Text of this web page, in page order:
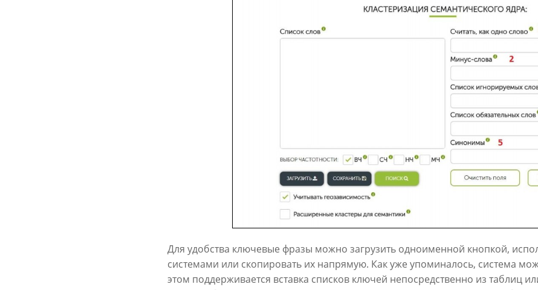
Для удобства ключевые фразы можно загрузить одноименной кнопкой,
системами или скопировать их напрямую. Как уже упоминалось, система
этом поддерживается вставка списков ключей непосредственно из таблиц